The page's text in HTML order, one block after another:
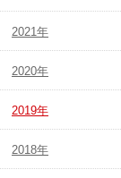
2021年
2020年
2019年
2018年